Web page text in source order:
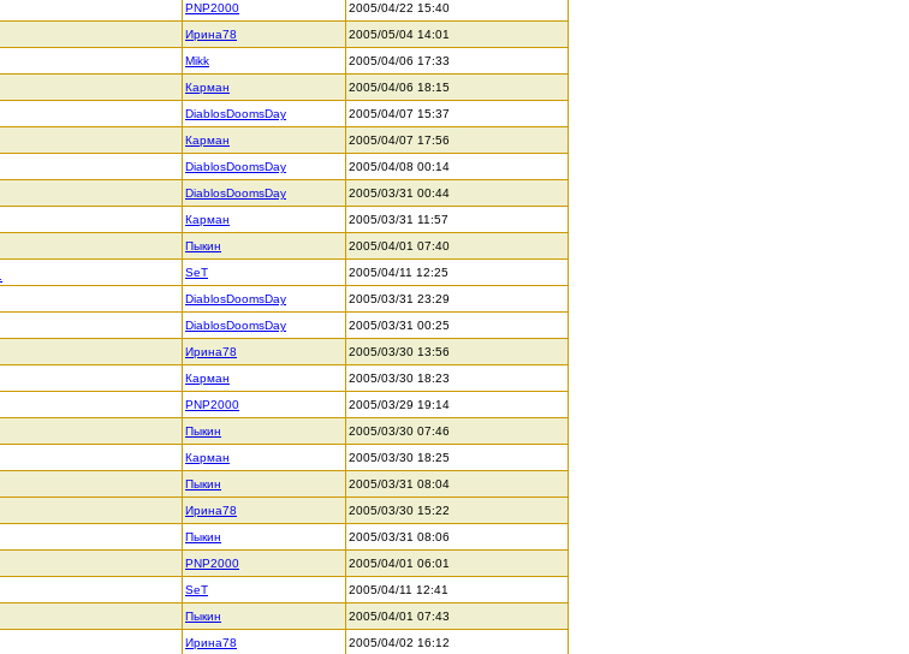
PNP2000 2005/04/22 15:40
Ирина78 2005/05/04 14:01
Mikk 2005/04/06 17:33
Карман 2005/04/06 18:15
DiablosDoomsDay 2005/04/07 15:37
Карман 2005/04/07 17:56
DiablosDoomsDay 2005/04/08 00:14
DiablosDoomsDay 2005/03/31 00:44
Карман 2005/03/31 11:57
Пыкин 2005/04/01 07:40
SeT 2005/04/11 12:25
DiablosDoomsDay 2005/03/31 23:29
DiablosDoomsDay 2005/03/31 00:25
Ирина78 2005/03/30 13:56
Карман 2005/03/30 18:23
PNP2000 2005/03/29 19:14
Пыкин 2005/03/30 07:46
Карман 2005/03/30 18:25
Пыкин 2005/03/31 08:04
Ирина78 2005/03/30 15:22
Пыкин 2005/03/31 08:06
PNP2000 2005/04/01 06:01
SeT 2005/04/11 12:41
Пыкин 2005/04/01 07:43
Ирина78 2005/04/02 16:12